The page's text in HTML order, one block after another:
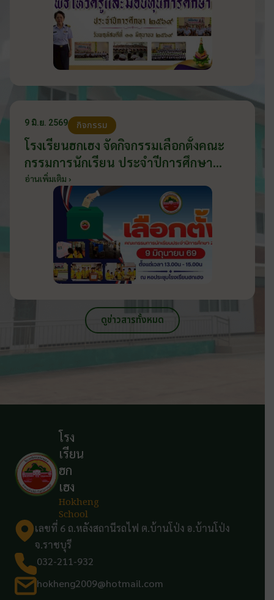
9 มิ.ย. 2569 กิจกรรม
โรงเรียนฮกเฮง จัดกิจกรรมเลือกตั้งคณะ
กรรมการนักเรียน ประจำปีการศึกษา
2569 ส่งเสริมประชาธิปไตยในโรงเรียน
วันที่ 9 มิถุนายน 2569
อ่านเพิ่มเติม ›
ดูข่าวสารทั้งหมด
โรง
เรียน
ฮก
เฮง
Hokheng
School
เลขที่ 6 ถ.หลังสถานีรถไฟ ต.บ้านโป่ง อ.บ้านโป่ง
จ.ราชบุรี
032-211-932
hokheng2009@hotmail.com